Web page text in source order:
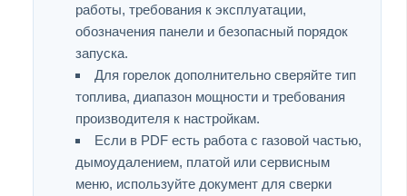
работы, требования к эксплуатации,
обозначения панели и безопасный порядок
запуска.
Для горелок дополнительно сверяйте тип
топлива, диапазон мощности и требования
производителя к настройкам.
Если в PDF есть работа с газовой частью,
дымоудалением, платой или сервисным
меню, используйте документ для сверки